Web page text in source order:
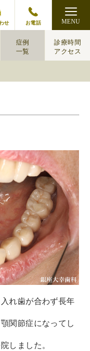
せ お電話 MENU
症例
一覧
診療時間
アクセス
入れ歯が合わず長年
関節症になってし
しました。